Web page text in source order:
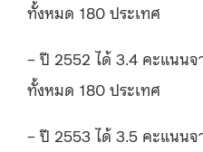
ทั้งหมด 180 ประเทศ
– ปี 2552 ได้ 3.4 คะแนน
ทั้งหมด 180 ประเทศ
– ปี 2553 ได้ 3.5 คะแนน